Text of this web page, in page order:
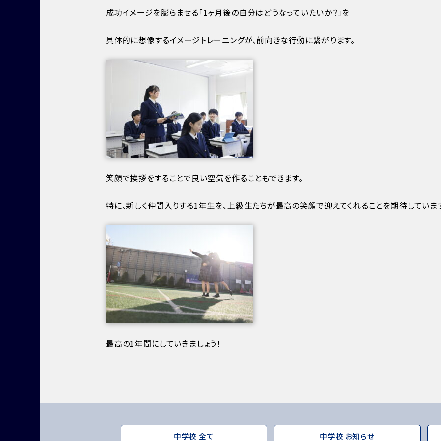
成功イメージを膨らませる「1ヶ月後の自分はどうなっていたいか？」を
具体的に想像するイメージトレーニングが、前向きな行動に繋がります。
笑顔で挨拶をすることで良い空気を作ることもできます。
特に、新しく仲間入りする1年生を、上級生たちが最高の笑顔で迎えてくれることを期待していま
最高の1年間にしていきましょう！
中学校 全て 中学校 お知らせ